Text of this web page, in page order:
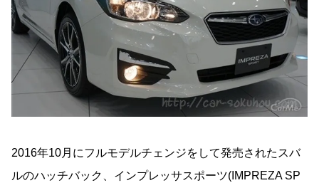
2016年10月にフルモデルチェンジをして発売されたスバ
ルのハッチバック、インプレッサスポーツ(IMPREZA SP